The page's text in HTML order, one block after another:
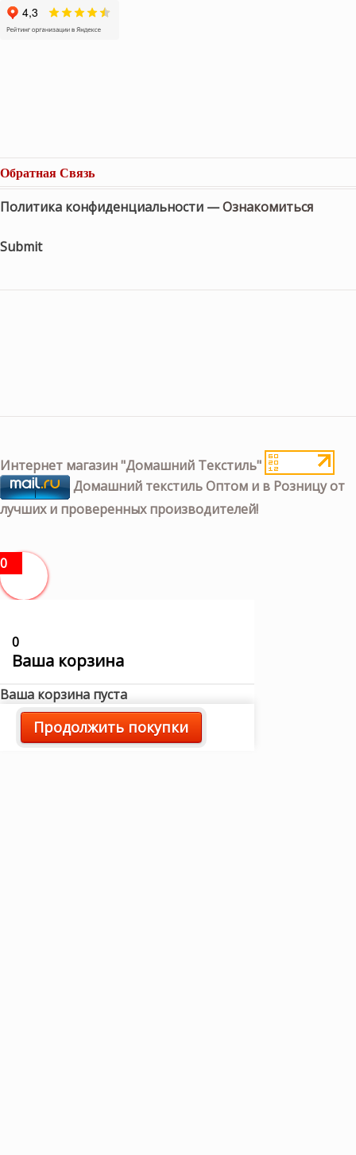
Обратная Связь
Политика конфиденциальности —Ознакомиться
Submit
Интернет магазин "Домашний Текстиль"
Домашний текстиль Оптом и в Розницу от
лучших и проверенных производителей!
0
0
Ваша корзина
Ваша корзина пуста
Продолжить покупки